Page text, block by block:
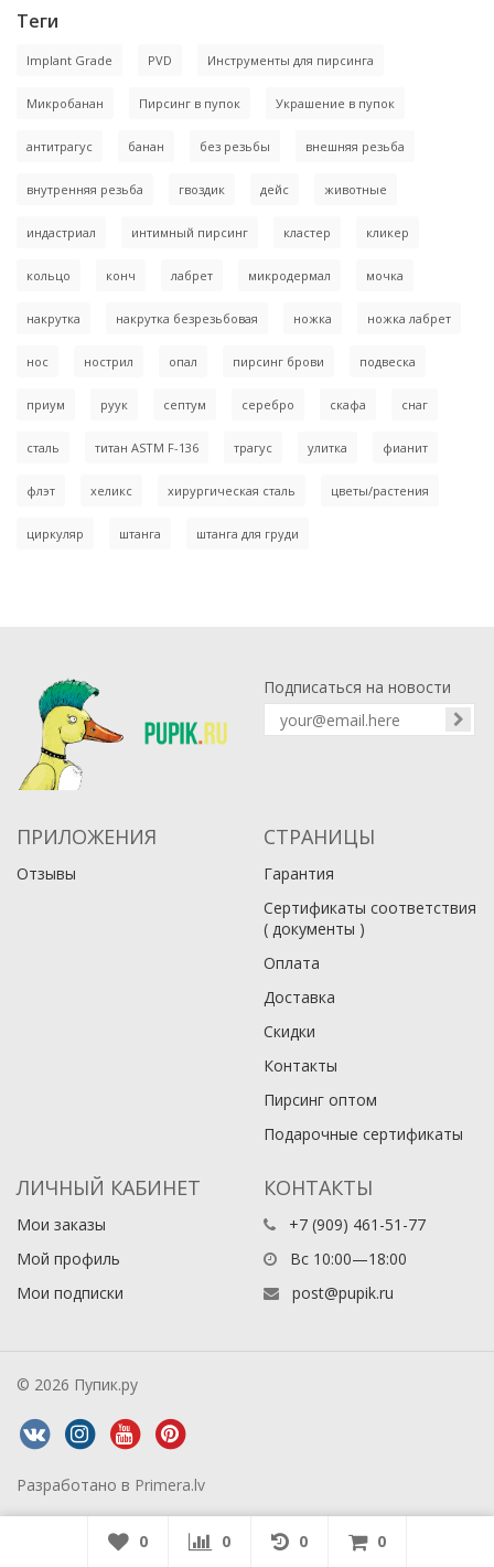
Теги
Implant Grade PVD Инструменты для пирсинга
Микробанан Пирсинг в пупок Украшение в пупок
антитрагус банан без резьбы внешняя резьба
внутренняя резьба гвоздик дейс животные
индастриал интимный пирсинг кластер кликер
кольцо конч лабрет микродермал мочка
накрутка накрутка безрезьбовая ножка ножка лабрет
нос нострил опал пирсинг брови подвеска
приум руук септум серебро скафа снаг
сталь титан ASTM F-136 трагус улитка фианит
флэт хеликс хирургическая сталь цветы/растения
циркуляр штанга штанга для груди
Подписаться на новости
ПРИЛОЖЕНИЯ
Отзывы
СТРАНИЦЫ
Гарантия
Сертификаты соответствия
( документы )
Оплата
Доставка
Скидки
Контакты
Пирсинг оптом
Подарочные сертификаты
ЛИЧНЫЙ КАБИНЕТ
Мои заказы
Мой профиль
Мои подписки
КОНТАКТЫ
+7 (909) 461-51-77
Вс 10:00—18:00
post@pupik.ru
© 2026 Пупик.ру
Разработано в Primera.lv
0 0 0 0